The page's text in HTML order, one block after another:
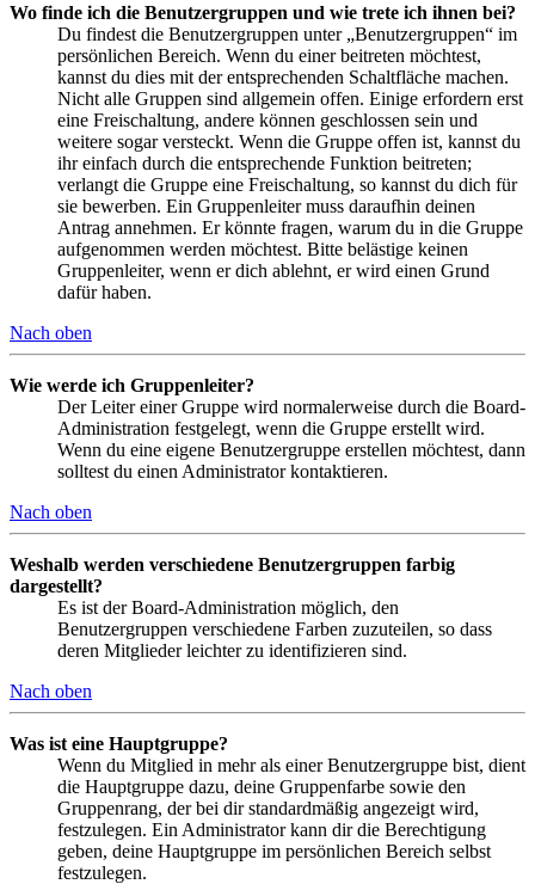
Wo finde ich die Benutzergruppen und wie trete ich ihnen bei?
Du findest die Benutzergruppen unter „Benutzergruppen“ im
persönlichen Bereich. Wenn du einer beitreten möchtest,
kannst du dies mit der entsprechenden Schaltfläche machen.
Nicht alle Gruppen sind allgemein offen. Einige erfordern erst
eine Freischaltung, andere können geschlossen sein und
weitere sogar versteckt. Wenn die Gruppe offen ist, kannst du
ihr einfach durch die entsprechende Funktion beitreten;
verlangt die Gruppe eine Freischaltung, so kannst du dich für
sie bewerben. Ein Gruppenleiter muss daraufhin deinen
Antrag annehmen. Er könnte fragen, warum du in die Gruppe
aufgenommen werden möchtest. Bitte belästige keinen
Gruppenleiter, wenn er dich ablehnt, er wird einen Grund
dafür haben.
Nach oben
Wie werde ich Gruppenleiter?
Der Leiter einer Gruppe wird normalerweise durch die Board-
Administration festgelegt, wenn die Gruppe erstellt wird.
Wenn du eine eigene Benutzergruppe erstellen möchtest, dann
solltest du einen Administrator kontaktieren.
Nach oben
Weshalb werden verschiedene Benutzergruppen farbig
dargestellt?
Es ist der Board-Administration möglich, den
Benutzergruppen verschiedene Farben zuzuteilen, so dass
deren Mitglieder leichter zu identifizieren sind.
Nach oben
Was ist eine Hauptgruppe?
Wenn du Mitglied in mehr als einer Benutzergruppe bist, dient
die Hauptgruppe dazu, deine Gruppenfarbe sowie den
Gruppenrang, der bei dir standardmäßig angezeigt wird,
festzulegen. Ein Administrator kann dir die Berechtigung
geben, deine Hauptgruppe im persönlichen Bereich selbst
festzulegen.